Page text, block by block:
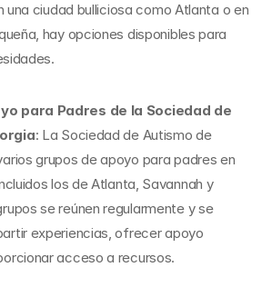
una ciudad bulliciosa como Atlanta o en
hay opciones disponibles para
para Padres de la Sociedad de
: La Sociedad de Autismo de
grupos de apoyo para padres en
los de Atlanta, Savannah y
se reúnen regularmente y se
experiencias, ofrecer apoyo
acceso a recursos.